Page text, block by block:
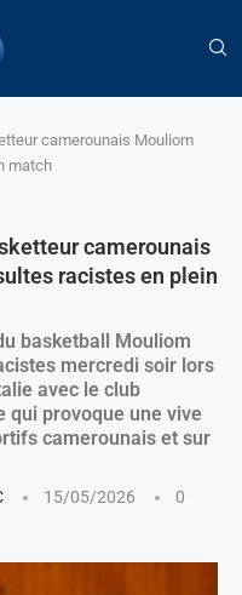
camerounais Mouliom
match
camerounais
racistes en plein
basketball Mouliom
mercredi soir lors
avec le club
qui provoque une vive
camerounais et sur
15/05/2026
0